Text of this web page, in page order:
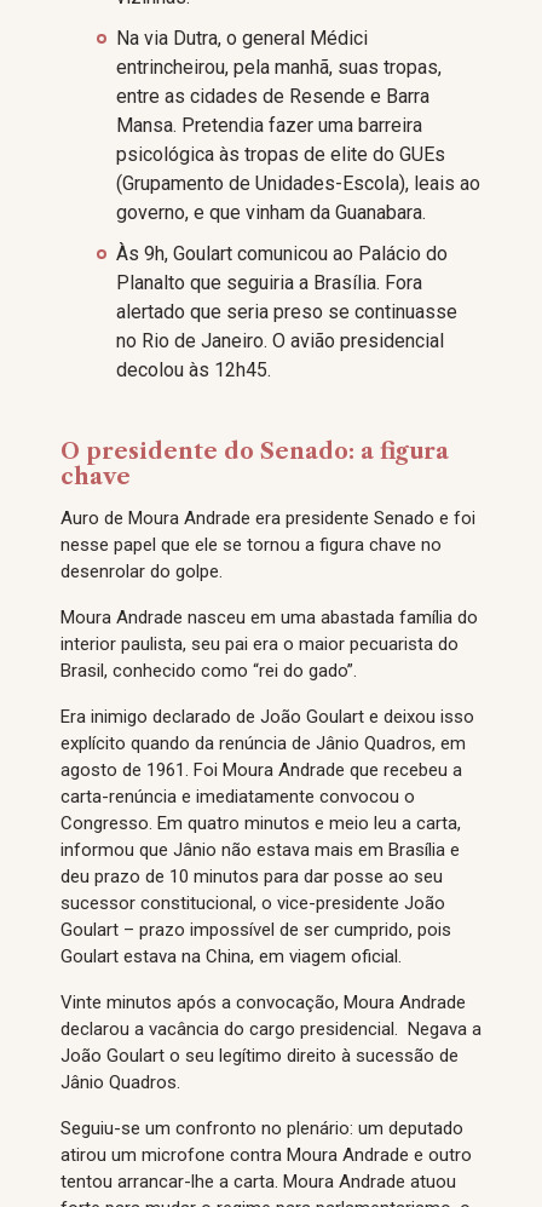
Na via Dutra, o general Médici
entrincheirou, pela manhã, suas tropas,
entre as cidades de Resende e Barra
Mansa. Pretendia fazer uma barreira
psicológica às tropas de elite do GUEs
(Grupamento de Unidades-Escola), leais ao
governo, e que vinham da Guanabara.
Às 9h, Goulart comunicou ao Palácio do
Planalto que seguiria a Brasília. Fora
alertado que seria preso se continuasse
no Rio de Janeiro. O avião presidencial
decolou às 12h45.
O presidente do Senado: a figura
chave
Auro de Moura Andrade era presidente Senado e foi
nesse papel que ele se tornou a figura chave no
desenrolar do golpe.
Moura Andrade nasceu em uma abastada família do
interior paulista, seu pai era o maior pecuarista do
Brasil, conhecido como “rei do gado”.
Era inimigo declarado de João Goulart e deixou isso
explícito quando da renúncia de Jânio Quadros, em
agosto de 1961. Foi Moura Andrade que recebeu a
carta-renúncia e imediatamente convocou o
Congresso. Em quatro minutos e meio leu a carta,
informou que Jânio não estava mais em Brasília e
deu prazo de 10 minutos para dar posse ao seu
sucessor constitucional, o vice-presidente João
Goulart – prazo impossível de ser cumprido, pois
Goulart estava na China, em viagem oficial.
Vinte minutos após a convocação, Moura Andrade
declarou a vacância do cargo presidencial. Negava a
João Goulart o seu legítimo direito à sucessão de
Jânio Quadros.
Seguiu-se um confronto no plenário: um deputado
atirou um microfone contra Moura Andrade e outro
tentou arrancar-lhe a carta. Moura Andrade atuou